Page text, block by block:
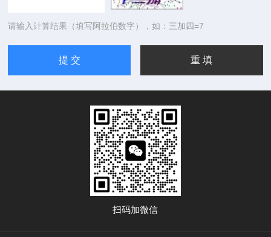
请输入计算结果（填写阿拉伯数字），如：三加四=7
扫码加微信